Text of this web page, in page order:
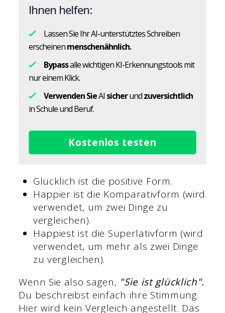
Ihnen helfen:
Lassen Sie Ihr AI-unterstütztes Schreiben
erscheinenmenschenähnlich.
Bypassalle wichtigen KI-Erkennungstools mit
nur einem Klick.
Verwenden SieAI sicherundzuversichtlich
in Schule und Beruf.
Kostenlos testen
Glücklich ist die positive Form.
Happier ist die Komparativform (wird
verwendet, um zwei Dinge zu
vergleichen).
Happiest ist die Superlativform (wird
verwendet, um mehr als zwei Dinge
zu vergleichen).
Wenn Sie also sagen, "Sie ist glücklich".
Du beschreibst einfach ihre Stimmung.
Hier wird kein Vergleich angestellt. Das